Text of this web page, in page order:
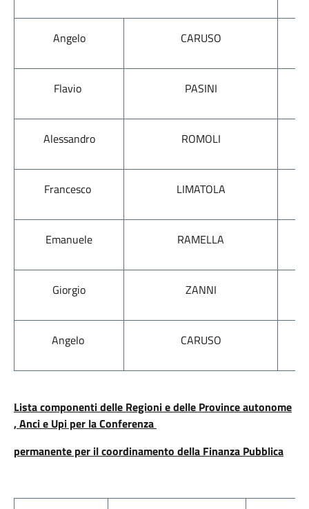
Angelo CARUSO
Flavio PASINI
Alessandro ROMOLI
Francesco LIMATOLA
Emanuele RAMELLA
Giorgio ZANNI
Angelo CARUSO
Lista componenti delle Regioni e delle Province autonome
, Anci e Upi per la Conferenza
permanente per il coordinamento della Finanza Pubblica